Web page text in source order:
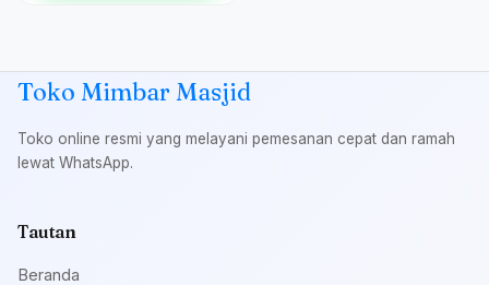
Toko Mimbar Masjid
Toko online resmi yang melayani pemesanan cepat dan ramah
lewat WhatsApp.
Tautan
Beranda